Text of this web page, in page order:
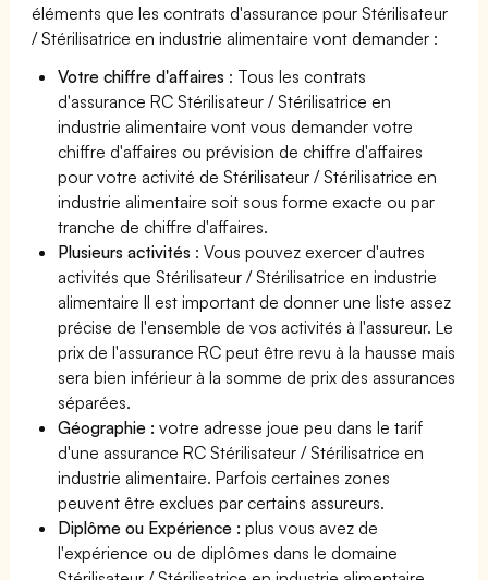
éléments que les contrats d'assurance pour Stérilisateur
/ Stérilisatrice en industrie alimentaire vont demander :
Votre chiffre d'affaires : Tous les contrats
d'assurance RC Stérilisateur / Stérilisatrice en
industrie alimentaire vont vous demander votre
chiffre d'affaires ou prévision de chiffre d'affaires
pour votre activité de Stérilisateur / Stérilisatrice en
industrie alimentaire soit sous forme exacte ou par
tranche de chiffre d'affaires.
Plusieurs activités : Vous pouvez exercer d'autres
activités que Stérilisateur / Stérilisatrice en industrie
alimentaire Il est important de donner une liste assez
précise de l'ensemble de vos activités à l'assureur. Le
prix de l'assurance RC peut être revu à la hausse mais
sera bien inférieur à la somme de prix des assurances
séparées.
Géographie :votre adresse joue peu dans le tarif
d'une assurance RC Stérilisateur / Stérilisatrice en
industrie alimentaire. Parfois certaines zones
peuvent être exclues par certains assureurs.
Diplôme ou Expérience :plus vous avez de
l'expérience ou de diplômes dans le domaine